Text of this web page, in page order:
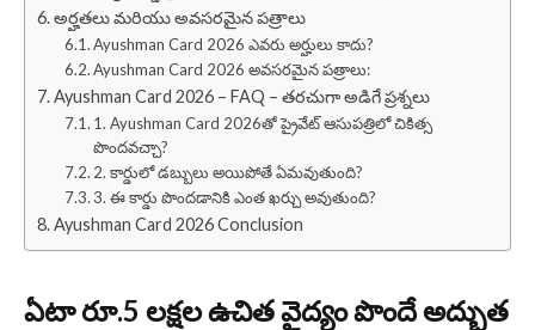
అర్హతలు మరియు అవసరమైన పత్రాలు
Ayushman Card 2026 ఎవరు అర్హులు కాదు?
Ayushman Card 2026 అవసరమైన పత్రాలు:
Ayushman Card 2026 – FAQ – తరచుగా అడిగే ప్రశ్నలు
1. Ayushman Card 2026తో ప్రైవేట్ ఆసుపత్రిలో చికిత్స
పొందవచ్చా?
2. కార్డులో డబ్బులు అయిపోతే ఏమవుతుంది?
3. ఈ కార్డు పొందడానికి ఎంత ఖర్చు అవుతుంది?
Ayushman Card 2026 Conclusion
ఏటా రూ.5 లక్షల ఉచిత వైద్యం పొందే అద్భుత